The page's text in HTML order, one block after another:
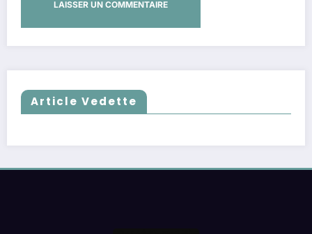
Article Vedette